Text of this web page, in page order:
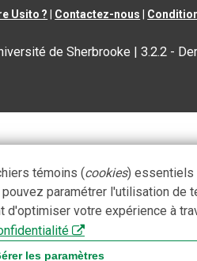
Usito ? Contactez-nous
de Sherbrooke |3.2.2 -
témoins (cookies) essentiels
paramétrer l'utilisation de
d'optimiser votre expérience à
les paramètres